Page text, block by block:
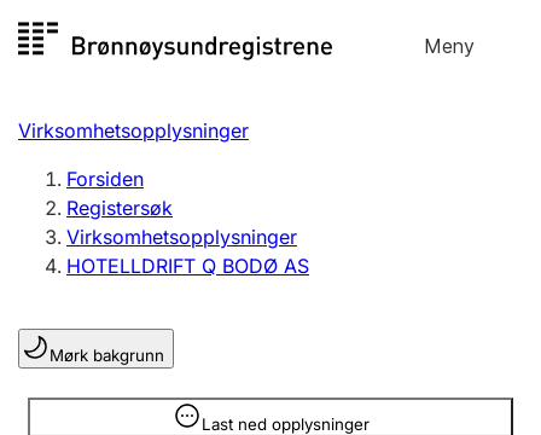
til
Meny
Registersøk
Aksjeselskap
Enkeltpersonforetak
Registrere, endre, slette
Lag og forening
Registrere, endre, slette
Virksomhetsopplysninger
Forsiden
Registersøk
Virksomhetsopplysninger
HOTELLDRIFT Q BODØ AS
Mørk bakgrunn
Last ned opplysninger
Opplysninger er skjult